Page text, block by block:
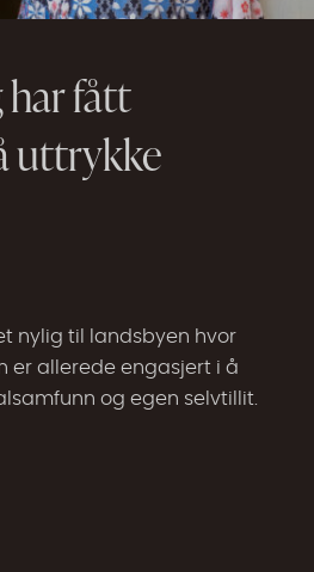
har fått
uttrykke
nylig til landsbyen hvor
er allerede engasjert i å
og egen selvtillit.